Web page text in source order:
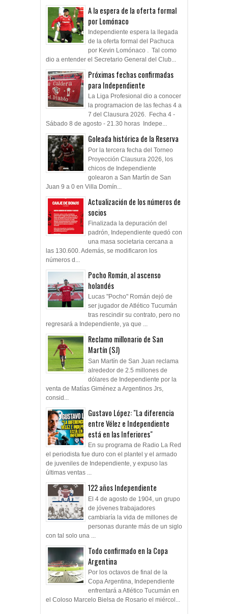
A la espera de la oferta formal
por Lomónaco
Independiente espera la llegada
de la oferta formal del Pachuca
por Kevin Lomónaco . Tal como
dio a entender el Secretario General del Club...
Próximas fechas confirmadas
para Independiente
La Liga Profesional dio a conocer
la programacion de las fechas 4 a
7 del Clausura 2026. Fecha 4 -
Sábado 8 de agosto - 21.30 horas Indepe...
Goleada histórica de la Reserva
Por la tercera fecha del Torneo
Proyección Clausura 2026, los
chicos de Independiente
golearon a San Martín de San
Juan 9 a 0 en Villa Domín...
Actualización de los números de
socios
Finalizada la depuración del
padrón, Independiente quedó con
una masa societaria cercana a
las 130.600. Además, se modificaron los
números d...
Pocho Román, al ascenso
holandés
Lucas "Pocho" Román dejó de
ser jugador de Atlético Tucumán
tras rescindir su contrato, pero no
regresará a Independiente, ya que ...
Reclamo millonario de San
Martín (SJ)
San Martín de San Juan reclama
alrededor de 2.5 millones de
dólares de Independiente por la
venta de Matías Giménez a Argentinos Jrs,
consid...
Gustavo López: "La diferencia
entre Vélez e Independiente
está en las Inferiores"
En su programa de Radio La Red
el periodista fue duro con el plantel y el armado
de juveniles de Independiente, y expuso las
últimas ventas ...
122 años Independiente
El 4 de agosto de 1904, un grupo
de jóvenes trabajadores
cambiaría la vida de millones de
personas durante más de un siglo
con tal solo una ...
Todo confirmado en la Copa
Argentina
Por los octavos de final de la
Copa Argentina, Independiente
enfrentará a Atlético Tucumán en
el Coloso Marcelo Bielsa de Rosario el miércol...